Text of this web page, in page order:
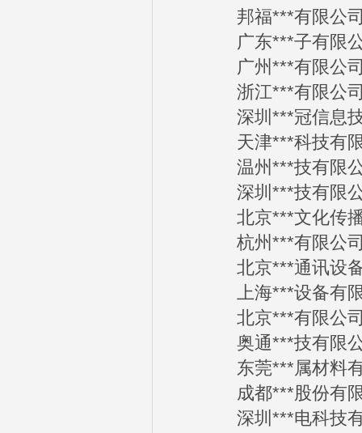
邦福***有限公司
广东***子有限公
广州***有限公司
浙江***有限公司
深圳***冠信息技
天津***科技有限
温州***技有限公
深圳***技有限公
北京***文化传播
杭州***有限公司
北京***通讯设备
上海***设备有限
北京***有限公司
奥通***技有限公
东莞***属材料有
成都***股份有限
深圳***电科技有